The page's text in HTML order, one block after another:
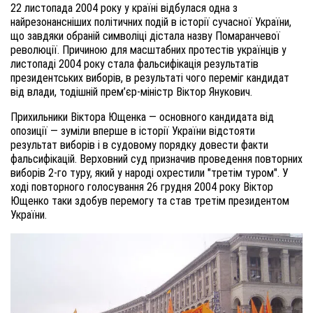
22 листопада 2004 року у країні відбулася одна з
найрезонансніших політичних подій в історії сучасної України,
що завдяки обраній символіці дістала назву Помаранчевої
революції. Причиною для масштабних протестів українців у
листопаді 2004 року стала фальсифікація результатів
президентських виборів, в результаті чого переміг кандидат
від влади, тодішній прем’єр-міністр Віктор Янукович.
Прихильники Віктора Ющенка — основного кандидата від
опозиції — зуміли вперше в історії України відстояти
результат виборів і в судовому порядку довести факти
фальсифікацій. Верховний суд призначив проведення повторних
виборів 2-го туру, який у народі охрестили "третім туром". У
ході повторного голосування 26 грудня 2004 року Віктор
Ющенко таки здобув перемогу та став третім президентом
України.